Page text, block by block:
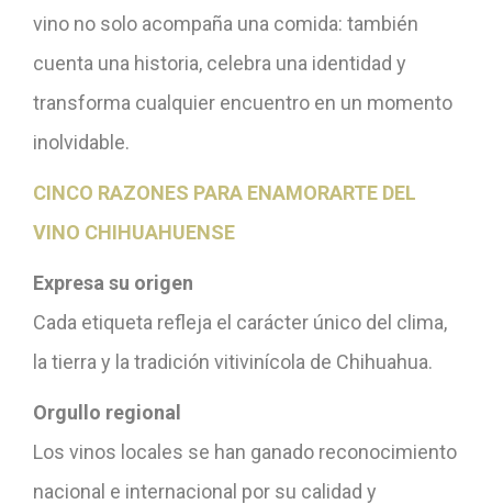
vino no solo acompaña una comida: también
cuenta una historia, celebra una identidad y
transforma cualquier encuentro en un momento
inolvidable.
CINCO RAZONES PARA ENAMORARTE DEL
VINO CHIHUAHUENSE
Expresa su origen
Cada etiqueta refleja el carácter único del clima,
la tierra y la tradición vitivinícola de Chihuahua.
Orgullo regional
Los vinos locales se han ganado reconocimiento
nacional e internacional por su calidad y